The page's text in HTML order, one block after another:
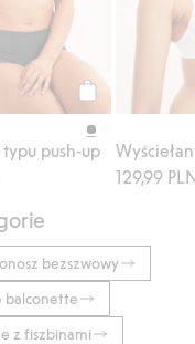
Kup
push-up
129,99
bezszwowy
balconette
z fiszbinami